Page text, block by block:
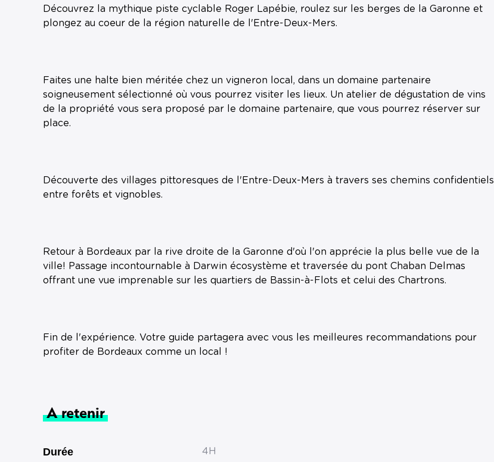
Découvrez la mythique piste cyclable Roger Lapébie, roulez sur les berges de la Garonne et
plongez au coeur de la région naturelle de l'Entre-Deux-Mers.
Faites une halte bien méritée chez un vigneron local, dans un domaine partenaire
soigneusement sélectionné où vous pourrez visiter les lieux. Un atelier de dégustation de vins
de la propriété vous sera proposé par le domaine partenaire, que vous pourrez réserver sur
place.
Découverte des villages pittoresques de l'Entre-Deux-Mers à travers ses chemins confidentiels
entre forêts et vignobles.
Retour à Bordeaux par la rive droite de la Garonne d'où l'on apprécie la plus belle vue de la
ville! Passage incontournable à Darwin écosystème et traversée du pont Chaban Delmas
offrant une vue imprenable sur les quartiers de Bassin-à-Flots et celui des Chartrons.
Fin de l'expérience. Votre guide partagera avec vous les meilleures recommandations pour
profiter de Bordeaux comme un local !
A retenir
Durée 4H